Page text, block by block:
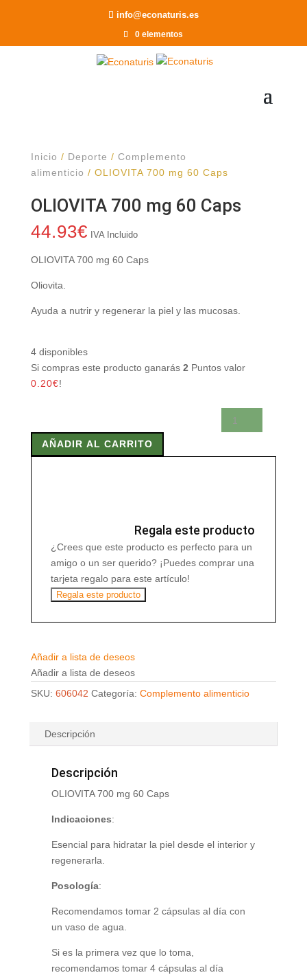
info@econaturis.es
0 elementos
Inicio / Deporte / Complemento
alimenticio / OLIOVITA 700 mg 60 Caps
OLIOVITA 700 mg 60 Caps
44.93€ IVA Incluido
OLIOVITA 700 mg 60 Caps
Oliovita.
Ayuda a nutrir y regenerar la piel y las mucosas.
4 disponibles
Si compras este producto ganarás 2 Puntos valor
0.20€!
700
mgAÑADIR AL CARRITO
Regala este producto
¿Crees que este producto es perfecto para un
amigo o un ser querido? ¡Puedes comprar una
tarjeta regalo para este artículo!
Regala este producto
Añadir a lista de deseos
Añadir a lista de deseos
SKU: 606042 Categoría: Complemento alimenticio
Descripción
Descripción
OLIOVITA 700 mg 60 Caps
Indicaciones:
Esencial para hidratar la piel desde el interior y
regenerarla.
Posología:
Recomendamos tomar 2 cápsulas al día con
un vaso de agua.
Si es la primera vez que lo toma,
recomendamos tomar 4 cápsulas al día